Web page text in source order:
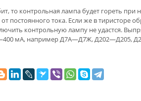
то контрольная лампа будет гореть при
постоянного тока. Если же в тиристоре
контрольную лампу не удастся.
мА, например Д7А—Д7Ж, Д202—Д205,